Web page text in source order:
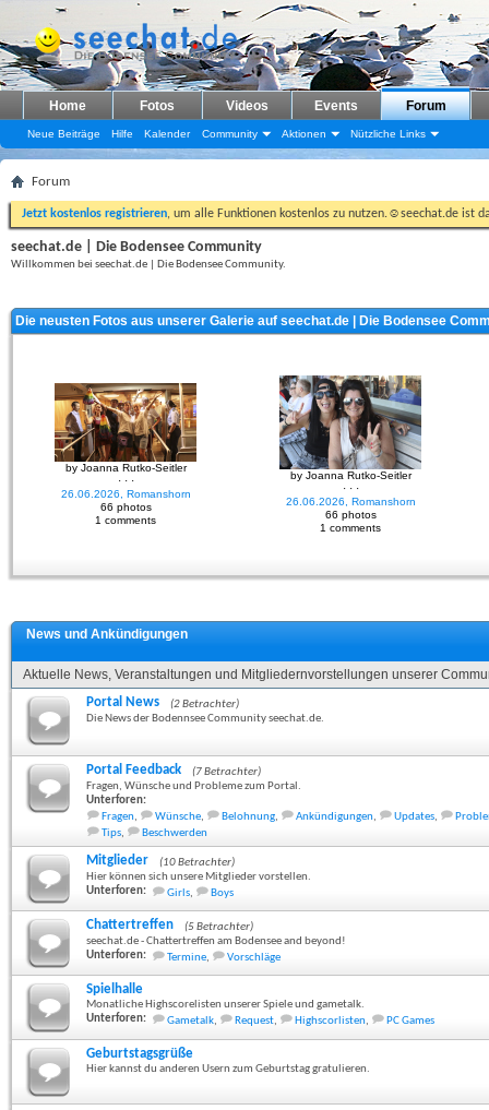
Home Fotos Videos Events Forum
Neue Beiträge Hilfe Kalender Community Aktionen Nützliche Links
Forum
Jetzt kostenlos registrieren, um alle Funktionen kostenlos zu nutzen.☺seechat.de ist
seechat.de | Die Bodensee Community
Willkommen bei seechat.de | Die Bodensee Community.
Die neusten Fotos aus unserer Galerie auf seechat.de | Die Bodensee
by Joanna Rutko-Seitler
· · ·
26.06.2026, Romanshorn
66 photos
1 comments
by Joanna Rutko-Seitler
· · ·
26.06.2026, Romanshorn
66 photos
1 comments
News und Ankündigungen
Aktuelle News, Veranstaltungen und Mitgliedernvorstellungen unserer
Portal News
(2 Betrachter)
Die News der Bodennsee Community seechat.de.
Portal Feedback
(7 Betrachter)
Fragen, Wünsche und Probleme zum Portal.
Unterforen:
Fragen, Wünsche, Belohnung, Ankündigungen, Updates,
Tips, Beschwerden
Mitglieder
(10 Betrachter)
Hier können sich unsere Mitglieder vorstellen.
Unterforen:
Girls, Boys
Chattertreffen
(5 Betrachter)
seechat.de - Chattertreffen am Bodensee and beyond!
Unterforen:
Termine, Vorschläge
Spielhalle
Monatliche Highscorelisten unserer Spiele und gametalk.
Unterforen:
Gametalk, Request, Highscorlisten, PC Games
Geburtstagsgrüße
Hier kannst du anderen Usern zum Geburtstag gratulieren.